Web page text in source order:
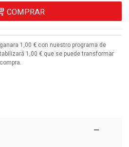
COMPRAR
1,00 € con nuestro programa de
1,00 € que se puede transformar